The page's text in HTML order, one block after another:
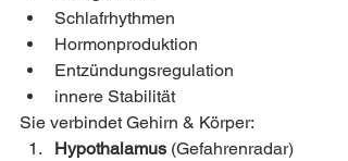
Schlafrhythmen
Hormonproduktion
Entzündungsregulation
innere Stabilität
Sie verbindet Gehirn & Körper:
Hypothalamus (Gefahrenradar)